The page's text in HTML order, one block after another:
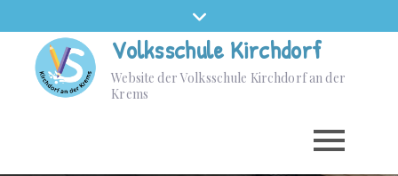
Volksschule Kirchdorf
Website der Volksschule Kirchdorf an der
Krems